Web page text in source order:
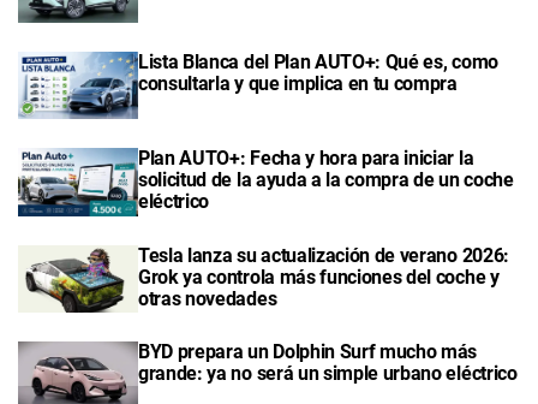
Lista Blanca del Plan AUTO+: Qué es, como
consultarla y que implica en tu compra
Plan AUTO+: Fecha y hora para iniciar la
solicitud de la ayuda a la compra de un coche
eléctrico
Tesla lanza su actualización de verano 2026:
Grok ya controla más funciones del coche y
otras novedades
BYD prepara un Dolphin Surf mucho más
grande: ya no será un simple urbano eléctrico